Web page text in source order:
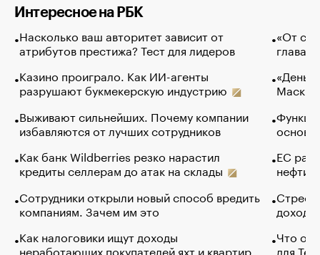
Интересное на РБК
Насколько ваш авторитет зависит от
атрибутов престижа? Тест для лидеров
Казино проиграло. Как ИИ-агенты
разрушают букмекерскую индустрию
Выживают сильнейших. Почему компании
избавляются от лучших сотрудников
Как банк Wildberries резко нарастил
кредиты селлерам до атак на склады
Сотрудники открыли новый способ вредить
компаниям. Зачем им это
Как налоговики ищут доходы
неработающих покупателей яхт и квартир
«От
глава
Маск в
основ
ЕС
нефти
Что
для